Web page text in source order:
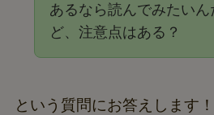
あるなら読んでみたいん
ど、注意点はある？
という質問にお答えします！